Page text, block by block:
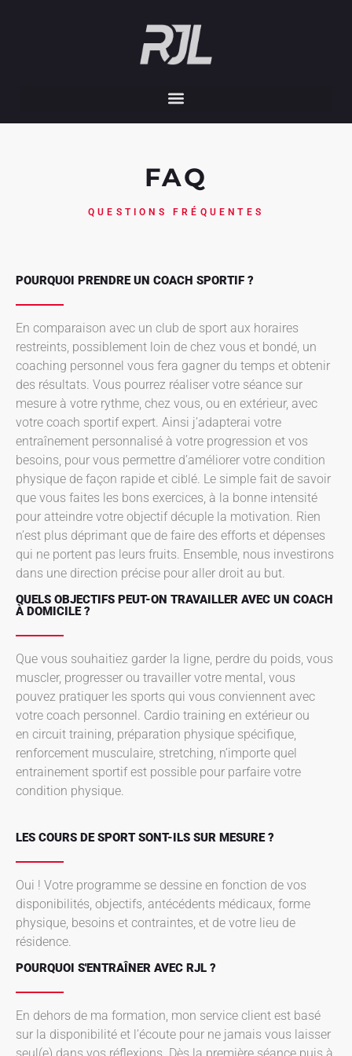
FAQ
QUESTIONS FRÉQUENTES
POURQUOI PRENDRE UN COACH SPORTIF ?
En comparaison avec un club de sport aux horaires
restreints, possiblement loin de chez vous et bondé, un
coaching personnel vous fera gagner du temps et obtenir
des résultats. Vous pourrez réaliser votre séance sur
mesure à votre rythme, chez vous, ou en extérieur, avec
votre coach sportif expert. Ainsi j’adapterai votre
entraînement personnalisé à votre progression et vos
besoins, pour vous permettre d’améliorer votre condition
physique de façon rapide et ciblé. Le simple fait de savoir
que vous faites les bons exercices, à la bonne intensité
pour atteindre votre objectif décuple la motivation. Rien
n’est plus déprimant que de faire des efforts et dépenses
qui ne portent pas leurs fruits. Ensemble, nous investirons
dans une direction précise pour aller droit au but.
QUELS OBJECTIFS PEUT-ON TRAVAILLER AVEC UN COACH
À DOMICILE ?
Que vous souhaitiez garder la ligne, perdre du poids, vous
muscler, progresser ou travailler votre mental, vous
pouvez pratiquer les sports qui vous conviennent avec
votre coach personnel. Cardio training en extérieur ou
en circuit training, préparation physique spécifique,
renforcement musculaire, stretching, n’importe quel
entrainement sportif est possible pour parfaire votre
condition physique.
LES COURS DE SPORT SONT-ILS SUR MESURE ?
Oui ! Votre programme se dessine en fonction de vos
disponibilités, objectifs, antécédents médicaux, forme
physique, besoins et contraintes, et de votre lieu de
résidence.
POURQUOI S'ENTRAÎNER AVEC RJL ?
En dehors de ma formation, mon service client est basé
sur la disponibilité et l’écoute pour ne jamais vous laisser